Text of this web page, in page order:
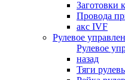
Заготовки
Провода
акс IVF
Рулевое
Рулевое
назад
Тяги